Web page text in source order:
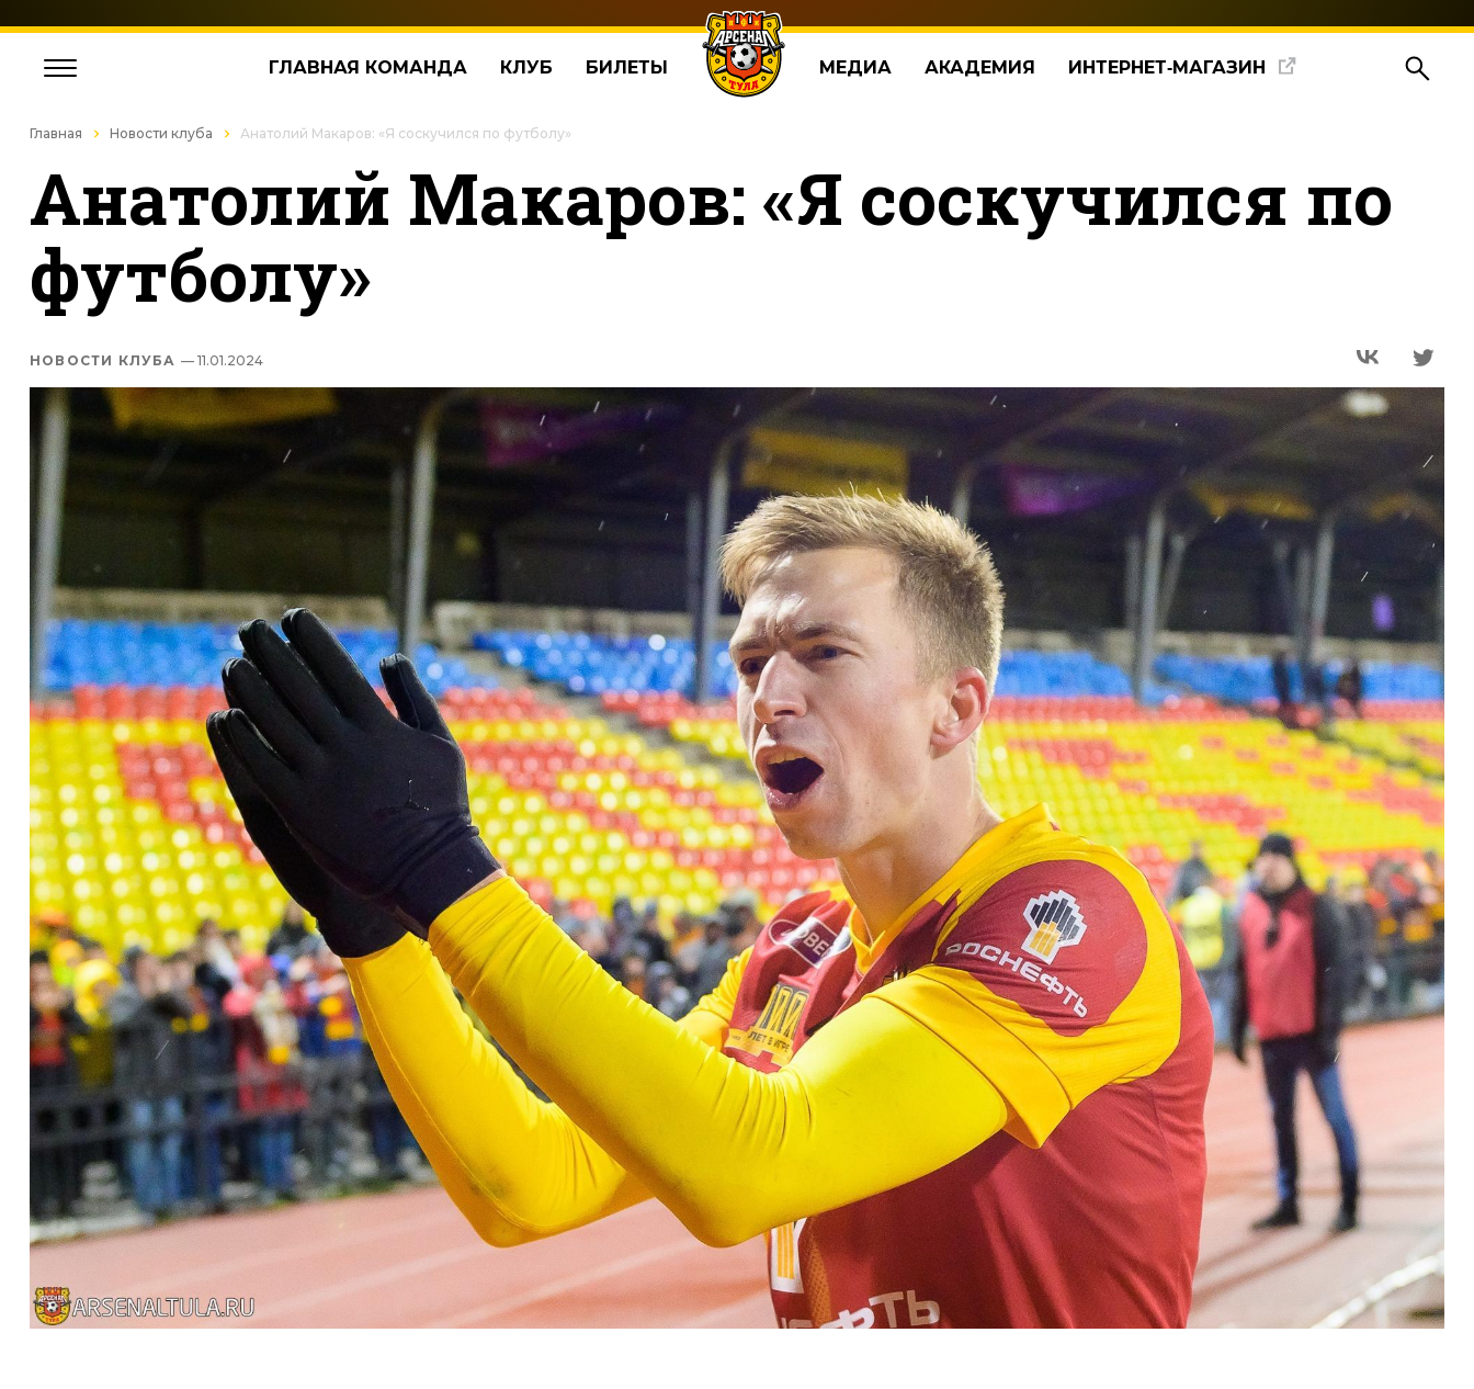
ГЛАВНАЯ КОМАНДА КЛУБ БИЛЕТЫ МЕДИА АКАДЕМИЯ ИНТЕРНЕТ‑МАГАЗИН
Главная Новости клуба Анатолий Макаров: «Я соскучился по футболу»
Анатолий Макаров: «Я соскучился по
футболу»
НОВОСТИ КЛУБА — 11.01.2024